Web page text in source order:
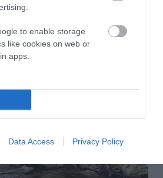
to enable storage
like cookies on web or
apps.
Data Access Privacy Policy